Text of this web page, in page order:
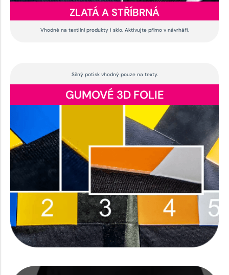
ZLATÁ A STŘÍBRNÁ
Vhodné na textilní produkty i sklo. Aktivujte přímo v návrháři.
Silný potisk vhodný pouze na texty.
GUMOVÉ 3D FOLIE